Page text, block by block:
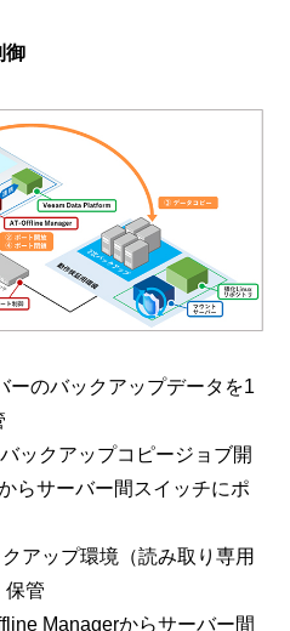
御
のバックアップデータを1
ックアップコピージョブ開
らサーバー間スイッチにポ
アップ環境（読み取り専用
保管
Managerからサーバー間